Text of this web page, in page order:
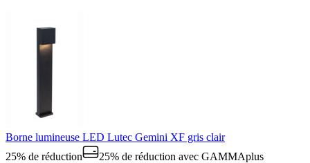
Borne lumineuse LED Lutec Gemini XF gris clair
25% de réduction
25% de réduction avec GAMMAplus